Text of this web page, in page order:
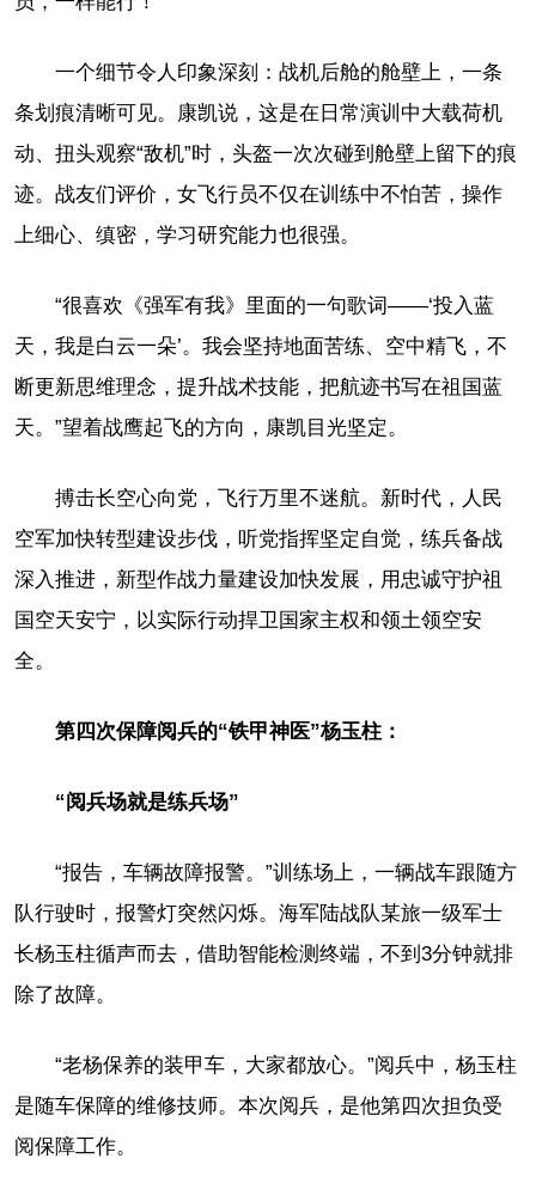
一个细节令人印象深刻：战机后舱的舱壁上，一条
条划痕清晰可见。康凯说，这是在日常演训中大载荷机
动、扭头观察“敌机”时，头盔一次次碰到舱壁上留下的痕
迹。战友们评价，女飞行员不仅在训练中不怕苦，操作
上细心、缜密，学习研究能力也很强。
“很喜欢《强军有我》里面的一句歌词——‘投入蓝
天，我是白云一朵’。我会坚持地面苦练、空中精飞，不
断更新思维理念，提升战术技能，把航迹书写在祖国蓝
天。”望着战鹰起飞的方向，康凯目光坚定。
搏击长空心向党，飞行万里不迷航。新时代，人民
空军加快转型建设步伐，听党指挥坚定自觉，练兵备战
深入推进，新型作战力量建设加快发展，用忠诚守护祖
国空天安宁，以实际行动捍卫国家主权和领土领空安
全。
第四次保障阅兵的“铁甲神医”杨玉柱：
“阅兵场就是练兵场”
“报告，车辆故障报警。”训练场上，一辆战车跟随方
队行驶时，报警灯突然闪烁。海军陆战队某旅一级军士
长杨玉柱循声而去，借助智能检测终端，不到3分钟就排
除了故障。
“老杨保养的装甲车，大家都放心。”阅兵中，杨玉柱
是随车保障的维修技师。本次阅兵，是他第四次担负受
阅保障工作。